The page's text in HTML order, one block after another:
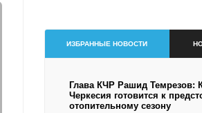
ИЗБРАННЫЕ НОВОСТИ
Глава КЧР Рашид Темрезов:
Черкесия готовится к
отопительному сезону